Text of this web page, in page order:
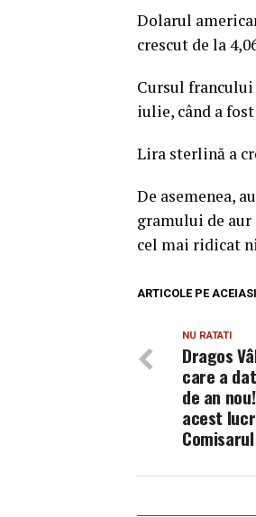
Dolarul
crescut de la
Cursul francului
iulie, când a
Lira sterlină a
De asemenea,
gramului de aur
cel mai ridicat
ARTICOLE PE
NU RATATI
Dragos
care a
de an
acest